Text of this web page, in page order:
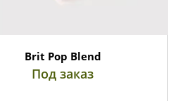
Brit Pop Blend
Под заказ